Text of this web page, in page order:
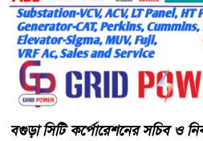
বগুড়া সিটি কর্পোরেশনের সচিব ও